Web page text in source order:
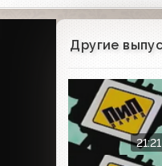
Другие
21:21